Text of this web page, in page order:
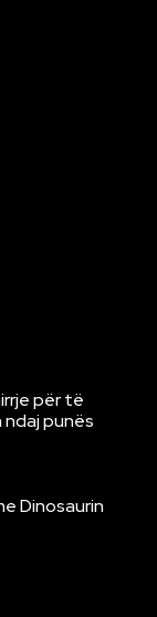
për të
punës
Dinosaurin